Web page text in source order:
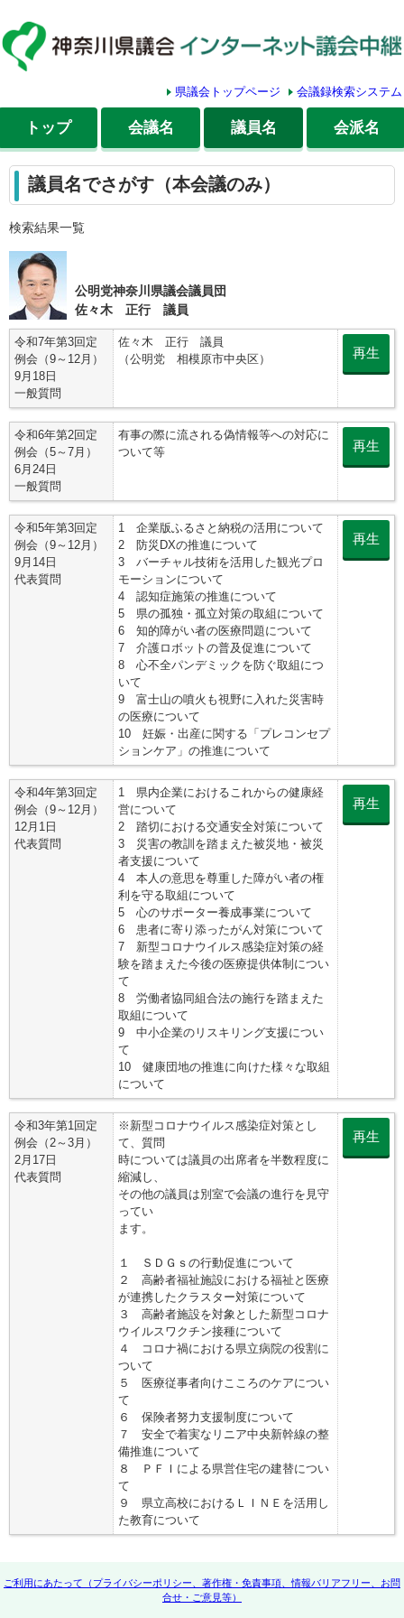
県議会トップページ 会議録検索システム
トップ 会議名 議員名 会派名
議員名でさがす（本会議のみ）
検索結果一覧
公明党神奈川県議会議員団
佐々木 正行 議員
令和7年第3回定
例会（9～12月）
9月18日
一般質問
佐々木 正行 議員
（公明党 相模原市中央区）
再生
令和6年第2回定
例会（5～7月）
6月24日
一般質問
有事の際に流される偽情報等への対応に
ついて等
再生
令和5年第3回定
例会（9～12月）
9月14日
代表質問
1 企業版ふるさと納税の活用について
2 防災DXの推進について
3 バーチャル技術を活用した観光プロ
モーションについて
4 認知症施策の推進について
5 県の孤独・孤立対策の取組について
6 知的障がい者の医療問題について
7 介護ロボットの普及促進について
8 心不全パンデミックを防ぐ取組につ
いて
9 富士山の噴火も視野に入れた災害時
の医療について
10 妊娠・出産に関する「プレコンセプ
ションケア」の推進について
再生
令和4年第3回定
例会（9～12月）
12月1日
代表質問
1 県内企業におけるこれからの健康経
営について
2 踏切における交通安全対策について
3 災害の教訓を踏まえた被災地・被災
者支援について
4 本人の意思を尊重した障がい者の権
利を守る取組について
5 心のサポーター養成事業について
6 患者に寄り添ったがん対策について
7 新型コロナウイルス感染症対策の経
験を踏まえた今後の医療提供体制につい
て
8 労働者協同組合法の施行を踏まえた
取組について
9 中小企業のリスキリング支援につい
て
10 健康団地の推進に向けた様々な取組
について
再生
令和3年第1回定
例会（2～3月）
2月17日
代表質問
※新型コロナウイルス感染症対策とし
て、質問
時については議員の出席者を半数程度に
縮減し、
その他の議員は別室で会議の進行を見守
ってい
ます。
１ ＳＤＧｓの行動促進について
２ 高齢者福祉施設における福祉と医療
が連携したクラスター対策について
３ 高齢者施設を対象とした新型コロナ
ウイルスワクチン接種について
４ コロナ禍における県立病院の役割に
ついて
５ 医療従事者向けこころのケアについ
て
６ 保険者努力支援制度について
７ 安全で着実なリニア中央新幹線の整
備推進について
８ ＰＦＩによる県営住宅の建替につい
て
９ 県立高校におけるＬＩＮＥを活用し
た教育について
再生
ご利用にあたって（プライバシーポリシー、著作権・免責事項、情報バリアフリー、お問
合せ・ご意見等）